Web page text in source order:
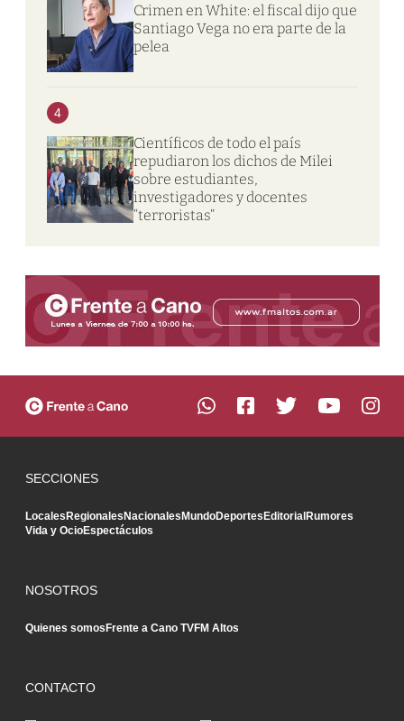
Crimen en White: el fiscal dijo que
Santiago Vega no era parte de la
pelea
4
Científicos de todo el país
repudiaron los dichos de Milei
sobre estudiantes,
investigadores y docentes
“terroristas”
SECCIONES
LocalesRegionalesNacionalesMundoDeportesEditorialRumores
Vida y OcioEspectáculos
NOSOTROS
Quienes somosFrente a Cano TVFM Altos
CONTACTO